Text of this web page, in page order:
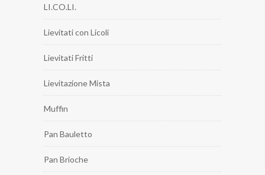
LI.CO.LI.
Lievitati con Licoli
Lievitati Fritti
Lievitazione Mista
Muffin
Pan Bauletto
Pan Brioche